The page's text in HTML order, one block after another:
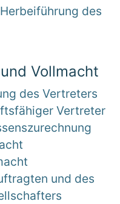
des
Vollmacht
des Vertreters
Vertreter
und des